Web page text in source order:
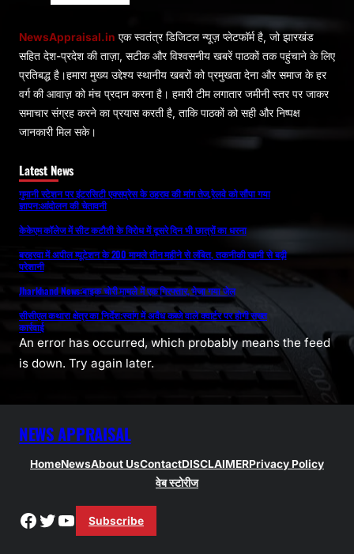
NewsAppraisal.in एक स्वतंत्र डिजिटल न्यूज़ प्लेटफॉर्म है, जो झारखंड
सहित देश-प्रदेश की ताज़ा, सटीक और विश्वसनीय खबरें पाठकों तक पहुंचाने के लिए
प्रतिबद्ध है।हमारा मुख्य उद्देश्य स्थानीय खबरों को प्रमुखता देना और समाज के हर
वर्ग की आवाज़ को मंच प्रदान करना है। हमारी टीम लगातार जमीनी स्तर पर जाकर
समाचार संग्रह करने का प्रयास करती है, ताकि पाठकों को सही और निष्पक्ष
जानकारी मिल सके।
Latest News
गुमानी स्टेशन पर इंटरसिटी एक्सप्रेस के ठहराव की मांग तेज,रेलवे को सौंपा गया
ज्ञापन:आंदोलन की चेतावनी
केकेएम कॉलेज में सीट कटौती के विरोध में दूसरे दिन भी छात्रों का धरना
बरहरवा में अपील म्यूटेशन के 200 मामले तीन महीने से लंबित, तकनीकी खामी से बढ़ी
परेशानी
Jharkhand News:बाइक चोरी मामले में एक गिरफ्तार, भेजा गया जेल
सीसीएल कथारा क्षेत्र का निर्देश:स्वांग में अवैध कब्जे वाले क्वार्टर पर होगी सख्त
कार्रवाई
An error has occurred, which probably means the feed
is down. Try again later.
NEWS APPRAISAL
HomeNewsAbout UsContactDISCLAIMERPrivacy Policy
वेब स्टोरीज
Facebook
Twitter
YouTube
Subscribe